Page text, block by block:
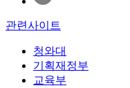
관련사이트
청와대
기획재정부
교육부